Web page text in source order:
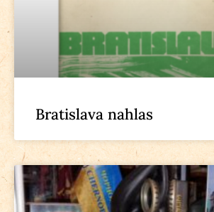
Bratislava nahlas